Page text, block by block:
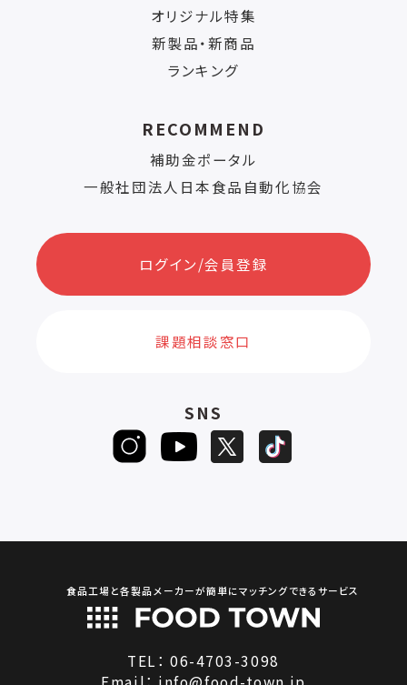
オリジナル特集
新製品・新商品
ランキング
RECOMMEND
補助金ポータル
一般社団法人日本食品自動化協会
ログイン/会員登録
課題相談窓口
SNS
食品工場と各製品メーカーが簡単にマッチングできるサービス
TEL：06-4703-3098